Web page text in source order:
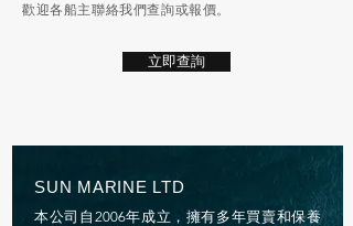
歡迎各船主聯絡我們查詢或報價。
立即查詢
SUN MARINE LTD
本公司自2006年成立，擁有多年買賣和保養